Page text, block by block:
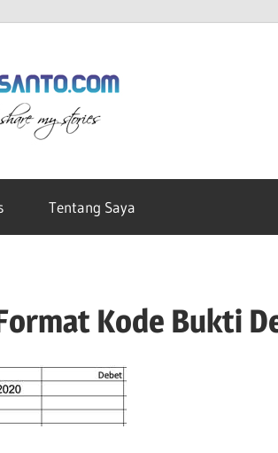
dot
Tentang Saya
Kode Bukti